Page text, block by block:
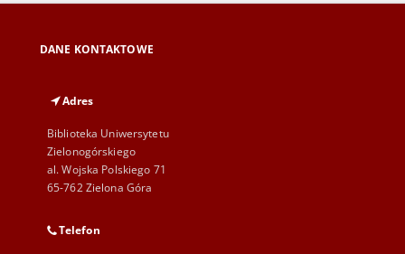
DANE KONTAKTOWE
Adres
Biblioteka Uniwersytetu
Zielonogórskiego
al. Wojska Polskiego 71
65-762 Zielona Góra
Telefon